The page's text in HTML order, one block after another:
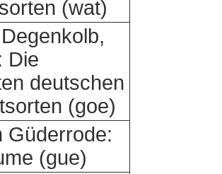
(wat)
Die
deutschen
(goe)
Güderrode:
(gue)